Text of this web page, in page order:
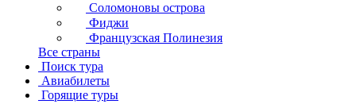
Соломоновы острова
Фиджи
Французская Полинезия
Все страны
Поиск тура
Авиабилеты
Горящие туры